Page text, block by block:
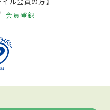
会員登録